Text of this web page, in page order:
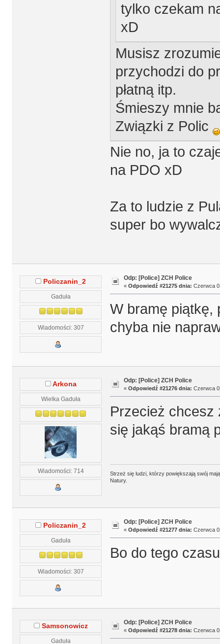
tylko czekam
xD
Musisz
przychodzi do
płatną itp.
Śmieszy mnie
Związki z Polic
Nie no, ja to
na PDO xD
Za to ludzie z
super bo
Policzanin_2
Gaduła
Wiadomości: 307
Odp: [Police] ZCH Police
« Odpowiedź #21275 dnia: Czerwca
W bramę piątkę,
chyba nie
Arkona
Wielka Gaduła
Wiadomości: 714
Odp: [Police] ZCH Police
« Odpowiedź #21276 dnia: Czerwca
Przecież chcesz
się jakąś bramą
Strzeż się ludzi, którzy powiększają swój
Natury.
Policzanin_2
Gaduła
Wiadomości: 307
Odp: [Police] ZCH Police
« Odpowiedź #21277 dnia: Czerwca
Bo do tego
Samsonowicz
Gaduła
Odp: [Police] ZCH Police
« Odpowiedź #21278 dnia: Czerwca